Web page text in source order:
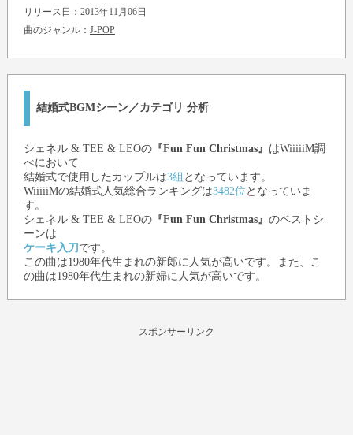
リリース日：2013年11月06日
曲のジャンル： J-POP
結婚式BGMシーン／カテゴリ 分析
シェネル & TEE & LEOの『Fun Fun Christmas』 はWiiiiiM調
べにおいて
結婚式で使用したカップルは3組 となっています。
WiiiiiMの結婚式人気総合ランキングは3482位 となっていま
す。
シェネル & TEE & LEOの『Fun Fun Christmas』 のベストシ
ーンは
ケーキ入刀 です。
この曲は1980年代生まれの新郎に人気が高いです。また、こ
の曲は1980年代生まれの新婦に人気が高いです。
スポンサーリンク